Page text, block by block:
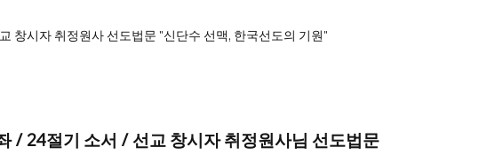
창시자 취정원사 선도법문 "신단수 선맥, 한국선도의 기원"
/ 24절기 소서 / 선교 창시자 취정원사님 선도법문